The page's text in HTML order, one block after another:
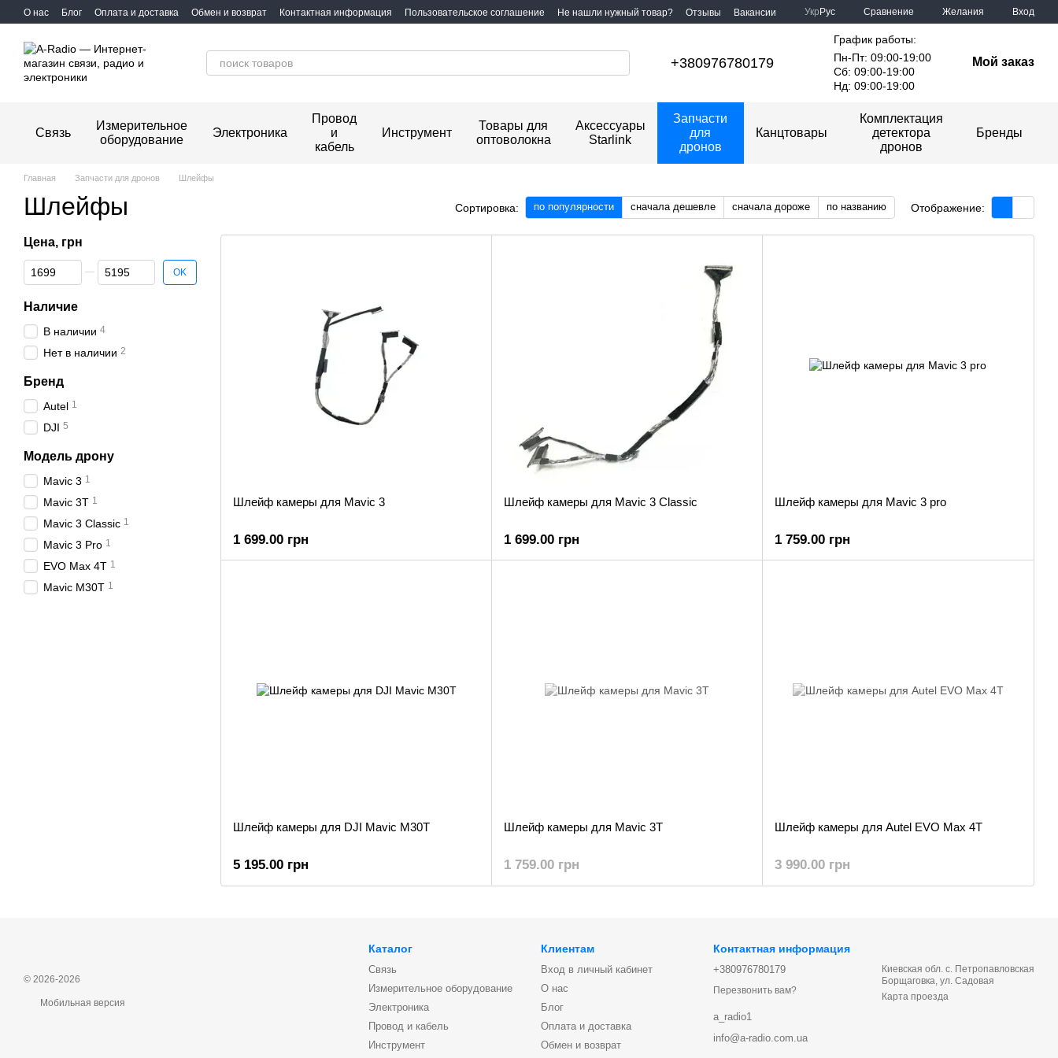
Перейти к основному контенту
О нас Блог Оплата и доставка Обмен и возврат Контактная информация Пользовательское соглашение Не нашли нужный товар? Отзывы Вакансии Укр Рус Сравнение Желания Вход
+380976780179
График работы:
Пн-Пт: 09:00-19:00
Сб: 09:00-19:00
Нд: 09:00-19:00
Мой заказ
Связь
Измерительное
оборудование
Электроника
Провод
и
кабель
Инструмент
Товары для
оптоволокна
Аксессуары
Starlink
Запчасти
для
дронов
Канцтовары
Комплектация
детектора
дронов
Бренды
Главная Запчасти для дронов Шлейфы
Шлейфы Сортировка: по популярности сначала дешевле сначала дороже по названию Отображение:
Шлейф камеры для Mavic 3
1 699.00 грн
Шлейф камеры для Mavic 3 Classic
1 699.00 грн
Шлейф камеры для Mavic 3 pro
1 759.00 грн
Шлейф камеры для DJI Mavic M30T
5 195.00 грн
Шлейф камеры для Mavic 3T
1 759.00 грн
Шлейф камеры для Autel EVO Max 4T
3 990.00 грн
Цена, грн
От Цена, грн
До Цена, грн OK
Наличие
В наличии 4
Нет в наличии 2
Бренд
Autel 1
DJI 5
Модель дрону
Mavic 3 1
Mavic 3T 1
Mavic 3 Classic 1
Mavic 3 Pro 1
EVO Max 4T 1
Mavic M30T 1
© 2026-2026
Мобильная версия
Каталог
Связь
Измерительное оборудование
Электроника
Провод и кабель
Инструмент
Клиентам
Вход в личный кабинет
О нас
Блог
Оплата и доставка
Обмен и возврат
Контактная информация
+380976780179
Перезвонить вам?
a_radio1
info@a-radio.com.ua
Киевская обл. с. Петропавловская
Борщаговка, ул. Садовая
Карта проезда